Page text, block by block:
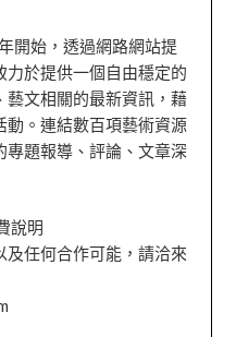
開始，透過網路網站提
於提供一個自由穩定的
藝文相關的最新資訊，藉
動。連結數百項藝術資源
專題報導、評論、文章深
說明
任何合作可能，請洽來